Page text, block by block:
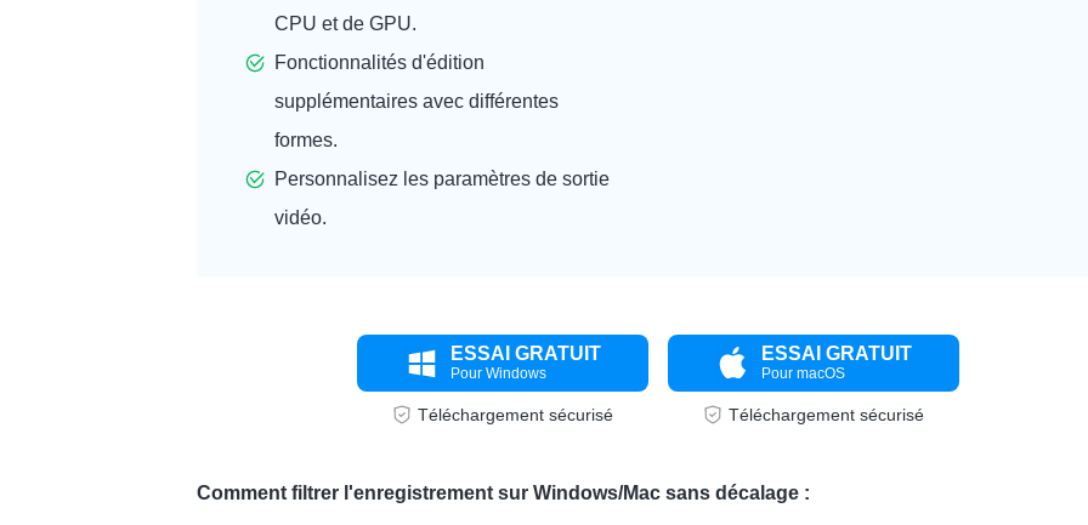
CPU et de GPU.
Fonctionnalités d'édition
supplémentaires avec différentes
formes.
Personnalisez les paramètres de sortie
vidéo.
ESSAI GRATUIT
Pour Windows
Téléchargement sécurisé
ESSAI GRATUIT
Pour macOS
Téléchargement sécurisé
Comment filtrer l'enregistrement sur Windows/Mac sans décalage :